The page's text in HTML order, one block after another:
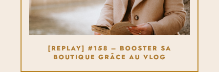
[REPLAY] #158 – BOOSTER SA
BOUTIQUE GRÂCE AU VLOG